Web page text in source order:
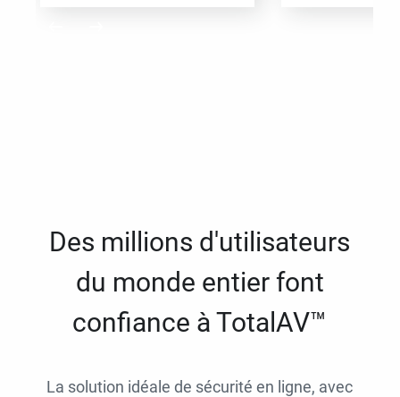
Des millions d'utilisateurs
du monde entier font
confiance à TotalAV™
La solution idéale de sécurité en ligne, avec